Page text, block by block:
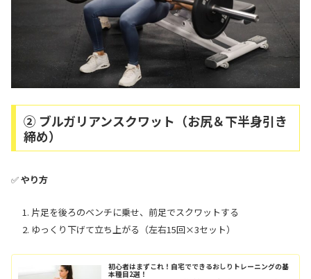
② ブルガリアンスクワット（お尻＆下半身引き
締め）
✅やり方
片足を後ろのベンチに乗せ、前足でスクワットする
ゆっくり下げて立ち上がる（左右15回×3セット）
初心者はまずこれ！自宅でできるおしりトレーニングの基
本種目2選！